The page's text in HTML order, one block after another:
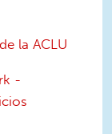
la ACLU
-